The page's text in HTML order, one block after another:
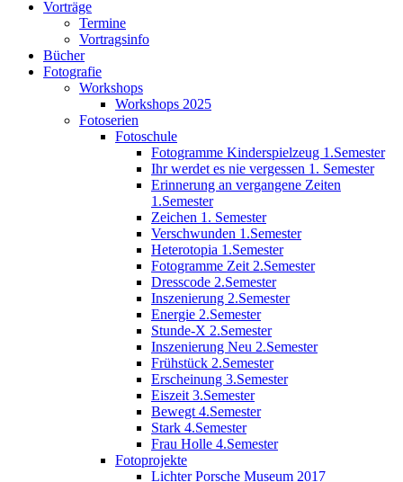
Vorträge
Termine
Vortragsinfo
Bücher
Fotografie
Workshops
Workshops 2025
Fotoserien
Fotoschule
Fotogramme Kinderspielzeug 1.Semester
Ihr werdet es nie vergessen 1. Semester
Erinnerung an vergangene Zeiten
1.Semester
Zeichen 1. Semester
Verschwunden 1.Semester
Heterotopia 1.Semester
Fotogramme Zeit 2.Semester
Dresscode 2.Semester
Inszenierung 2.Semester
Energie 2.Semester
Stunde-X 2.Semester
Inszenierung Neu 2.Semester
Frühstück 2.Semester
Erscheinung 3.Semester
Eiszeit 3.Semester
Bewegt 4.Semester
Stark 4.Semester
Frau Holle 4.Semester
Fotoprojekte
Lichter Porsche Museum 2017